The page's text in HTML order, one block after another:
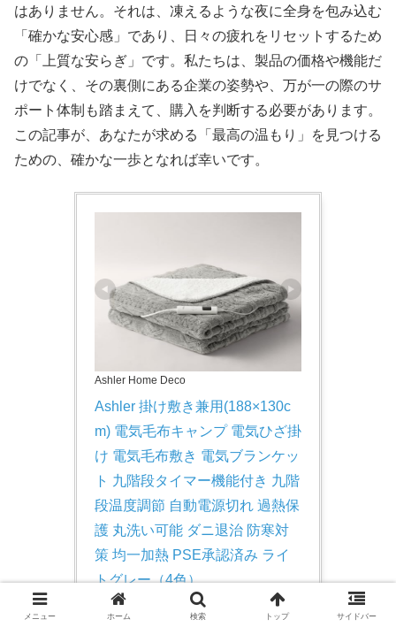
はありません。それは、凍えるような夜に全身を包み込む
「確かな安心感」であり、日々の疲れをリセットするため
の「上質な安らぎ」です。私たちは、製品の価格や機能だ
けでなく、その裏側にある企業の姿勢や、万が一の際のサ
ポート体制も踏まえて、購入を判断する必要があります。
この記事が、あなたが求める「最高の温もり」を見つける
ための、確かな一歩となれば幸いです。
Ashler Home Deco
Ashler 掛け敷き兼用(188×130c
m) 電気毛布キャンプ 電気ひざ掛
け 電気毛布敷き 電気ブランケッ
ト 九階段タイマー機能付き 九階
段温度調節 自動電源切れ 過熱保
護 丸洗い可能 ダニ退治 防寒対
策 均一加熱 PSE承認済み ライ
トグレー（4色）
JP-ASL-DRT-2025
メニュー ホーム 検索 トップ サイドバー